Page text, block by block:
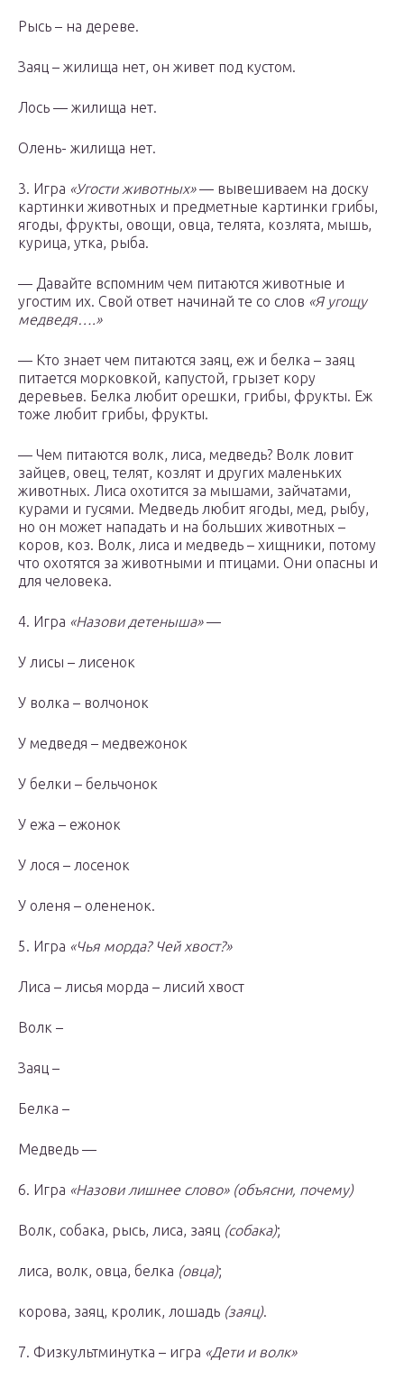
Рысь – на дереве.
Заяц – жилища нет, он живет под кустом.
Лось — жилища нет.
Олень- жилища нет.
3. Игра «Угости животных»— вывешиваем на доску
картинки животных и предметные картинки грибы,
ягоды, фрукты, овощи, овца, телята, козлята, мышь,
курица, утка, рыба.
— Давайте вспомним чем питаются животные и
угостим их. Свой ответ начинай те со слов «Я угощу
медведя….»
— Кто знает чем питаются заяц, еж и белка – заяц
питается морковкой, капустой, грызет кору
деревьев. Белка любит орешки, грибы, фрукты. Еж
тоже любит грибы, фрукты.
— Чем питаются волк, лиса, медведь? Волк ловит
зайцев, овец, телят, козлят и других маленьких
животных. Лиса охотится за мышами, зайчатами,
курами и гусями. Медведь любит ягоды, мед, рыбу,
но он может нападать и на больших животных –
коров, коз. Волк, лиса и медведь – хищники, потому
что охотятся за животными и птицами. Они опасны и
для человека.
4. Игра «Назови детеныша»—
У лисы – лисенок
У волка – волчонок
У медведя – медвежонок
У белки – бельчонок
У ежа – ежонок
У лося – лосенок
У оленя – олененок.
5. Игра «Чья морда? Чей хвост?»
Лиса – лисья морда – лисий хвост
Волк –
Заяц –
Белка –
Медведь —
6. Игра «Назови лишнее слово» (объясни, почему)
Волк, собака, рысь, лиса, заяц (собака);
лиса, волк, овца, белка (овца);
корова, заяц, кролик, лошадь (заяц).
7. Физкультминутка – игра «Дети и волк»